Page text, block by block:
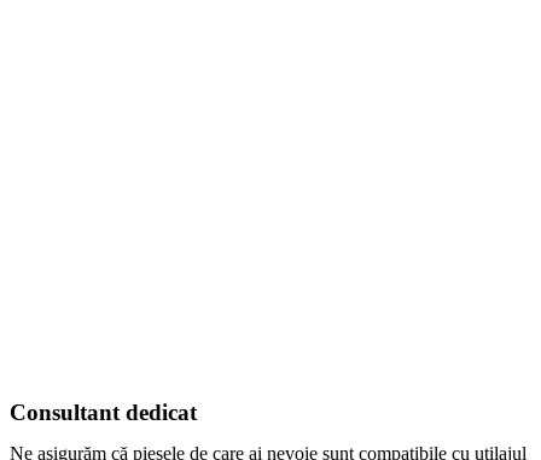
Consultant dedicat
Ne asigurăm că piesele de care ai nevoie sunt compatibile cu utilajul